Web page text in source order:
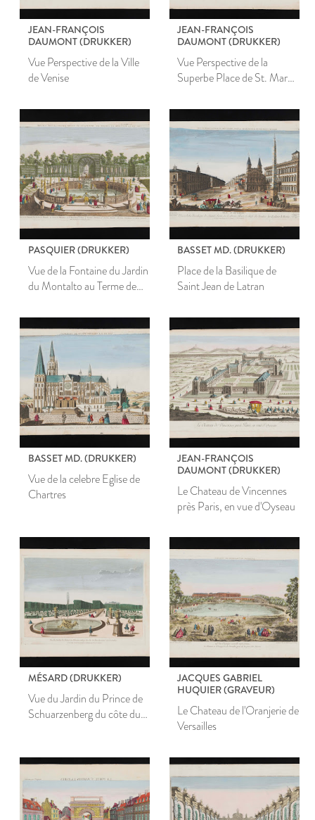
JEAN-FRANÇOIS
DAUMONT (DRUKKER)
Vue Perspective de la Ville
de Venise
JEAN-FRANÇOIS
DAUMONT (DRUKKER)
Vue Perspective de la
Superbe Place de St. Marc
PASQUIER (DRUKKER)
Vue de la Fontaine du Jardin
du Montalto au Terme de
BASSET MD. (DRUKKER)
Place de la Basilique de
Saint Jean de Latran
BASSET MD. (DRUKKER)
Vue de la celebre Eglise de
Chartres
JEAN-FRANÇOIS
DAUMONT (DRUKKER)
Le Chateau de Vincennes
près Paris, en vue d'Oyseau
MÉSARD (DRUKKER)
Vue du Jardin du Prince de
Schuarzenberg du côte du
JACQUES GABRIEL
HUQUIER (GRAVEUR)
Le Chateau de l'Oranjerie de
Versailles